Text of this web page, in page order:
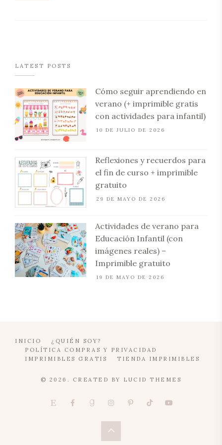
LATEST POSTS
Cómo seguir aprendiendo en
verano (+ imprimible gratis
con actividades para infantil)
10 DE JULIO DE 2026
Reflexiones y recuerdos para
el fin de curso + imprimible
gratuito
29 DE MAYO DE 2026
Actividades de verano para
Educación Infantil (con
imágenes reales) –
Imprimible gratuito
19 DE MAYO DE 2026
INICIO
¿QUIÉN SOY?
POLÍTICA COMPRAS Y PRIVACIDAD
IMPRIMIBLES GRATIS
TIENDA IMPRIMIBLES
© 2026. CREATED BY LUCID THEMES